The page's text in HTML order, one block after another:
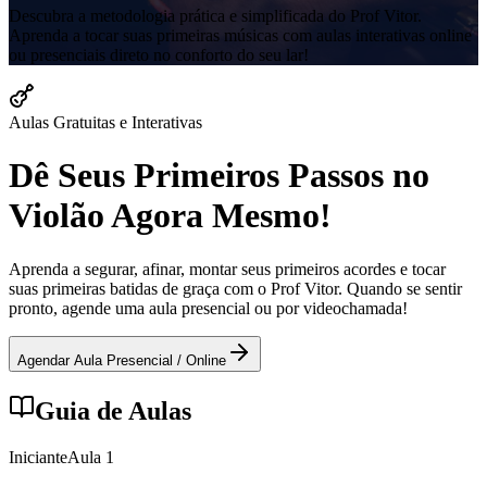
Descubra a metodologia prática e simplificada do Prof Vitor.
Aprenda a tocar suas primeiras músicas com aulas interativas online
ou presenciais direto no conforto do seu lar!
Aulas Gratuitas e Interativas
Dê Seus Primeiros Passos no
Violão Agora Mesmo!
Aprenda a segurar, afinar, montar seus primeiros acordes e tocar
suas primeiras batidas de graça com o Prof Vitor. Quando se sentir
pronto, agende uma aula presencial ou por videochamada!
Agendar Aula Presencial / Online
Guia de Aulas
InicianteAula 1